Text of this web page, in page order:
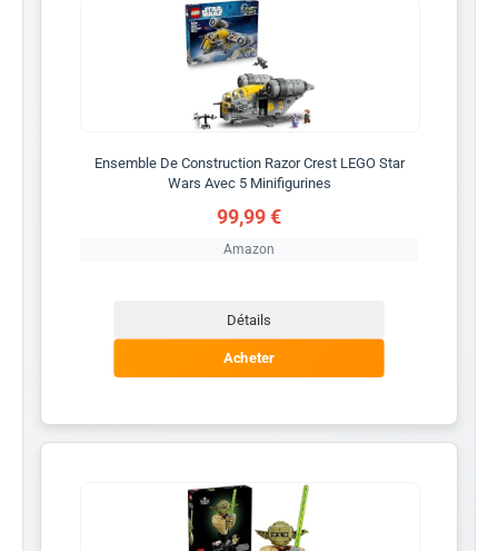
Ensemble De Construction Razor Crest LEGO Star
Wars Avec 5 Minifigurines
99,99 €
Amazon
Détails
Acheter